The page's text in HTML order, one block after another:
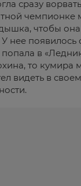
сразу
чемпионке
чтобы она
нее появилось
в
то кумира
видеть в